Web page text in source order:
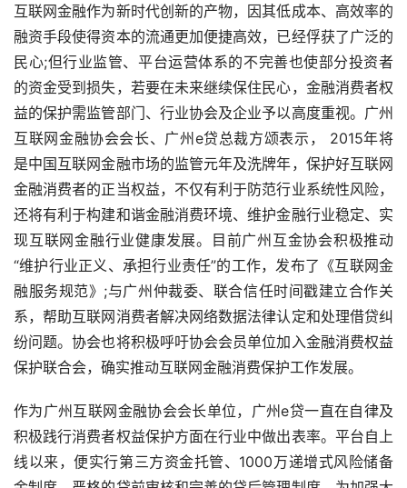
互联网金融作为新时代创新的产物，因其低成本、高效率的
融资手段使得资本的流通更加便捷高效，已经俘获了广泛的
民心;但行业监管、平台运营体系的不完善也使部分投资者
的资金受到损失，若要在未来继续保住民心，金融消费者权
益的保护需监管部门、行业协会及企业予以高度重视。广州
互联网金融协会会长、广州e贷总裁方颂表示， 2015年将
是中国互联网金融市场的监管元年及洗牌年，保护好互联网
金融消费者的正当权益，不仅有利于防范行业系统性风险，
还将有利于构建和谐金融消费环境、维护金融行业稳定、实
现互联网金融行业健康发展。目前广州互金协会积极推动
“维护行业正义、承担行业责任”的工作，发布了《互联网金
融服务规范》;与广州仲裁委、联合信任时间戳建立合作关
系，帮助互联网消费者解决网络数据法律认定和处理借贷纠
纷问题。协会也将积极呼吁协会会员单位加入金融消费权益
保护联合会，确实推动互联网金融消费保护工作发展。
作为广州互联网金融协会会长单位，广州e贷一直在自律及
积极践行消费者权益保护方面在行业中做出表率。平台自上
线以来，便实行第三方资金托管、1000万递增式风险储备